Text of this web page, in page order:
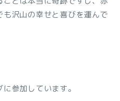
沢山の幸せと喜びを運んで
参加しています。